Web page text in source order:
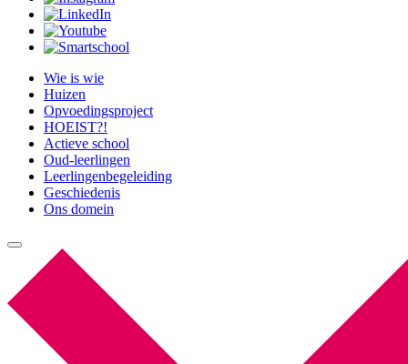
Wie is wie
Huizen
Opvoedingsproject
HOEIST?!
Actieve school
Oud-leerlingen
Leerlingenbegeleiding
Geschiedenis
Ons domein